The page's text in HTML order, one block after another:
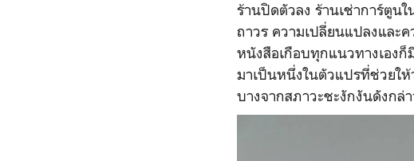
ร้านปิดตัวลง ร้านเช่าการ์ตูน
ถาวร ความเปลี่ยนแปลงและ
หนังสือเกือบทุกแนวทางเองก็
มาเป็นหนึ่งในตัวแปรที่ช่วยใ
บางจากสภาวะชะงักงันดังกล่